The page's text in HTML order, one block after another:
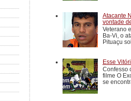
Atacante
vontade
Veterano
Ba-Vi, o
Pituaçu
Esse
Confesso
filme O
se